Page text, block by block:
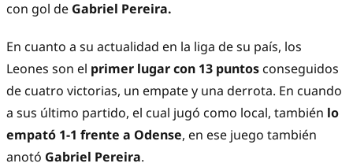
con gol de Gabriel Pereira.
En cuanto a su actualidad en la liga de su país, los
Leones son el primer lugar con 13 puntos conseguidos
de cuatro victorias, un empate y una derrota. En cuando
a sus último partido, el cual jugó como local, también lo
empató 1-1 frente a Odense, en ese juego también
anotó Gabriel Pereira.